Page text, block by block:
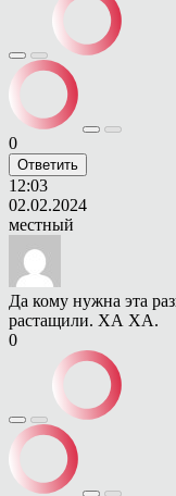
0
Ответить
12:03
02.02.2024
местный
Да кому нужна эта
растащили. ХА ХА.
0